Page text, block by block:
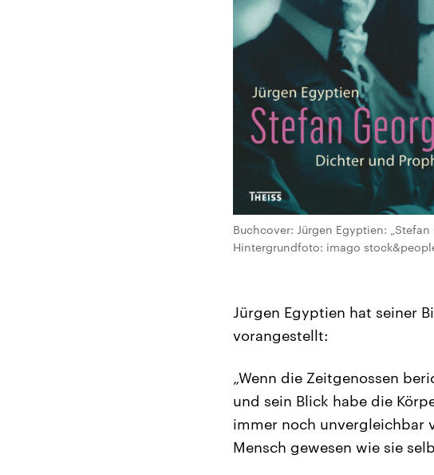
Buchcover: Jürgen Egyptien:
Hintergrundfoto: imago
Jürgen Egyptien hat seiner
vorangestellt:
„Wenn die Zeitgenossen
und sein Blick habe die
immer noch unvergleichbar
Mensch gewesen wie sie